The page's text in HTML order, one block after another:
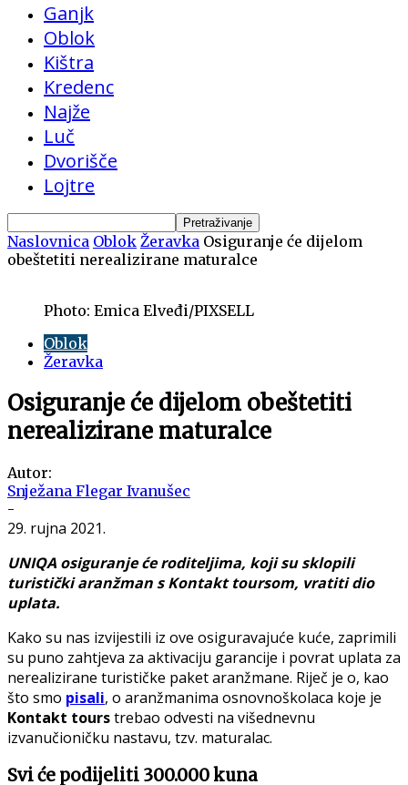
Ganjk
Oblok
Kištra
Kredenc
Najže
Luč
Dvorišče
Lojtre
Naslovnica Oblok Žeravka Osiguranje će dijelom
obeštetiti nerealizirane maturalce
Photo: Emica Elveđi/PIXSELL
Oblok
Žeravka
Osiguranje će dijelom obeštetiti
nerealizirane maturalce
Autor:
Snježana Flegar Ivanušec
-
29. rujna 2021.
UNIQA osiguranje će roditeljima, koji su sklopili
turistički aranžman s Kontakt toursom, vratiti dio
uplata.
Kako su nas izvijestili iz ove osiguravajuće kuće, zaprimili
su puno zahtjeva za aktivaciju garancije i povrat uplata za
nerealizirane turističke paket aranžmane. Riječ je o, kao
što smo pisali, o aranžmanima osnovnoškolaca koje je
Kontakt tourstrebao odvesti na višednevnu
izvanučioničku nastavu, tzv. maturalac.
Svi će podijeliti 300.000 kuna